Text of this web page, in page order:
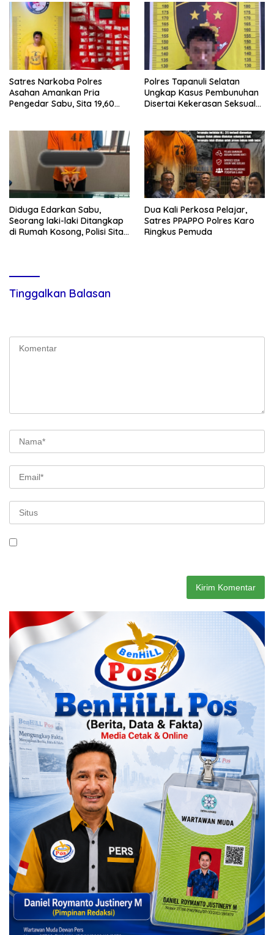
Satres Narkoba Polres
Asahan Amankan Pria
Pengedar Sabu, Sita 19,60
Polres Tapanuli Selatan
Ungkap Kasus Pembunuhan
Disertai Kekerasan Seksual
Diduga Edarkan Sabu,
Seorang laki-laki Ditangkap
di Rumah Kosong, Polisi Sita
Dua Kali Perkosa Pelajar,
Satres PPAPPO Polres Karo
Ringkus Pemuda
Tinggalkan Balasan